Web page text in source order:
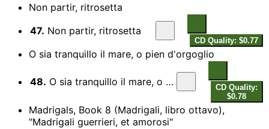
Non partir, ritrosetta
47. Non partir, ritrosetta
CD Quality: $0.77
O sia tranquillo il mare, o pien d'orgoglio
48. O sia tranquillo il mare, o pien d'orgoglio
CD Quality:
$0.78
Madrigals, Book 8 (Madrigali, libro ottavo),
"Madrigali guerrieri, et amorosi"